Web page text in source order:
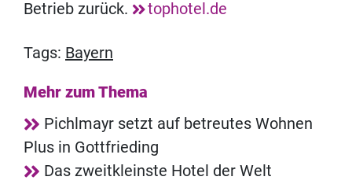
Betrieb zurück.
tophotel.de
Tags: Bayern
Mehr zum Thema
Pichlmayr setzt auf betreutes Wohnen
Plus in Gottfrieding
Das zweitkleinste Hotel der Welt